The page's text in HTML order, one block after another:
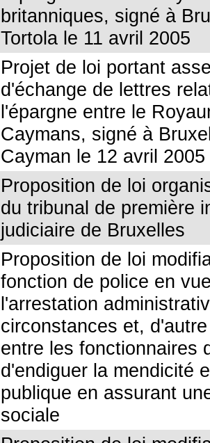
britanniques, signé à
Tortola le 11 avril 2005
Projet de loi portant
d'échange de lettres
l'épargne entre le
Caymans, signé à
Cayman le 12 avril 2005
Proposition de loi
du tribunal de première
judiciaire de Bruxelles
Proposition de loi
fonction de police en
l'arrestation
circonstances et,
entre les fonctionnaires
d'endiguer la mendicité
publique en assurant
sociale